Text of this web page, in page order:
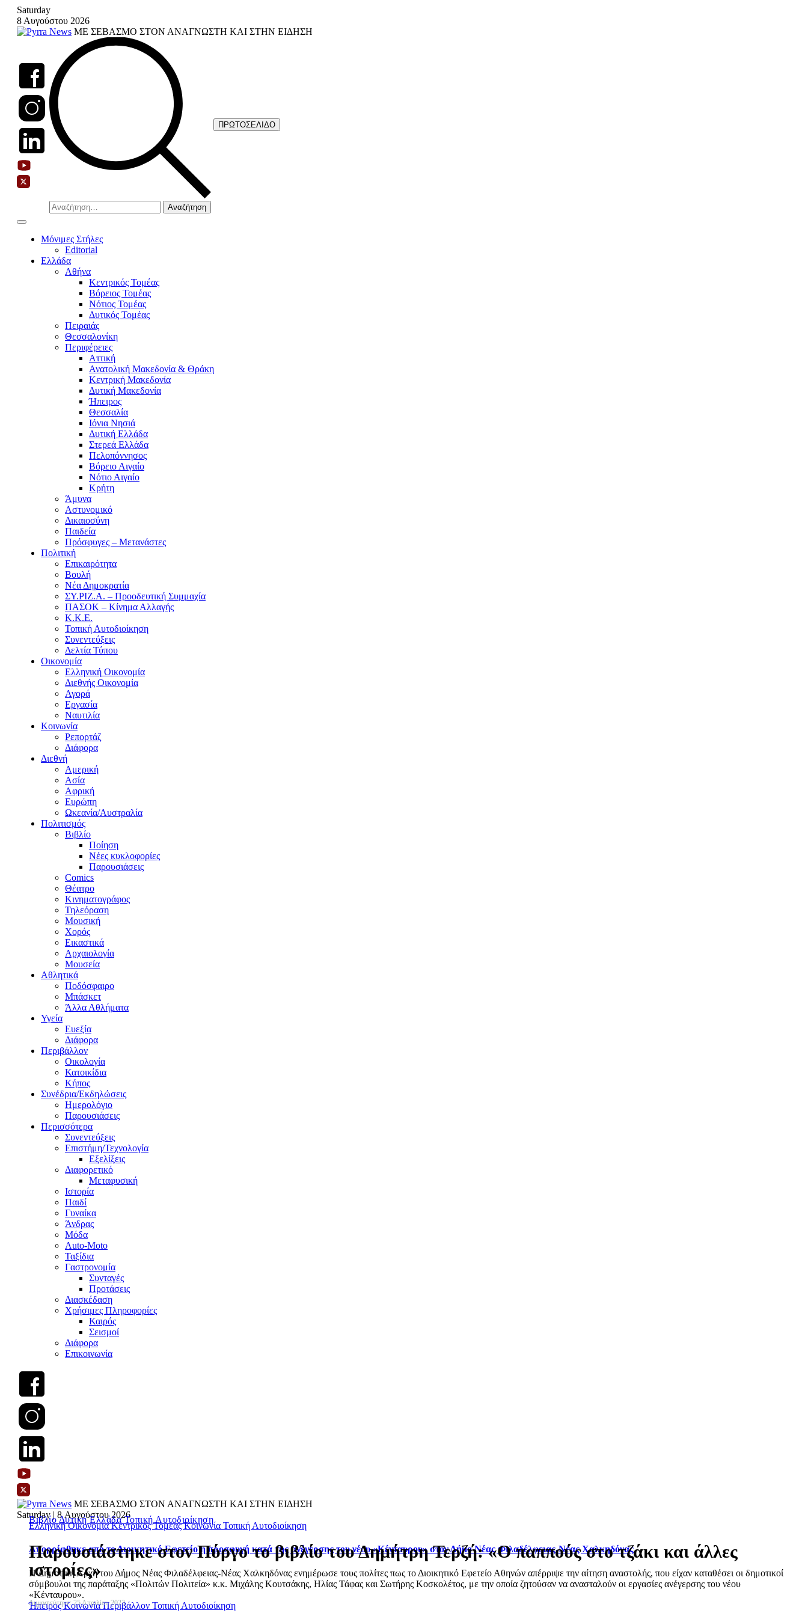
Skip
content
Saturday
8 Αυγούστου 2026
ΜΕ ΣΕΒΑΣΜΟ ΣΤΟΝ ΑΝΑΓΝΩΣΤΗ ΚΑΙ ΣΤΗΝ ΕΙΔΗΣΗ
Αναζήτηση
για:
ΠΡΩΤΟΣΕΛΙΔΟ
Μόνιμες Στήλες
Editorial
Ελλάδα
Αθήνα
Κεντρικός Τομέας
Βόρειος Τομέας
Νότιος Τομέας
Δυτικός Τομέας
Πειραιάς
Θεσσαλονίκη
Περιφέρειες
Αττική
Ανατολική Μακεδονία & Θράκη
Κεντρική Μακεδονία
Δυτική Μακεδονία
Ήπειρος
Θεσσαλία
Ιόνια Νησιά
Δυτική Ελλάδα
Στερεά Ελλάδα
Πελοπόννησος
Βόρειο Αιγαίο
Νότιο Αιγαίο
Κρήτη
Άμυνα
Αστυνομικό
Δικαιοσύνη
Παιδεία
Πρόσφυγες – Μετανάστες
Πολιτική
Επικαιρότητα
Βουλή
Νέα Δημοκρατία
ΣΥ.ΡΙΖ.Α. – Προοδευτική Συμμαχία
ΠΑΣΟΚ – Κίνημα Αλλαγής
Κ.Κ.Ε.
Τοπική Αυτοδιοίκηση
Συνεντεύξεις
Δελτία Τύπου
Οικονομία
Ελληνική Οικονομία
Διεθνής Οικονομία
Αγορά
Εργασία
Ναυτιλία
Κοινωνία
Ρεπορτάζ
Διάφορα
Διεθνή
Αμερική
Ασία
Αφρική
Ευρώπη
Ωκεανία/Αυστραλία
Πολιτισμός
Βιβλίο
Ποίηση
Νέες κυκλοφορίες
Παρουσιάσεις
Comics
Θέατρο
Κινηματογράφος
Τηλεόραση
Μουσική
Χορός
Εικαστικά
Αρχαιολογία
Μουσεία
Αθλητικά
Ποδόσφαιρο
Μπάσκετ
Άλλα Αθλήματα
Υγεία
Ευεξία
Διάφορα
Περιβάλλον
Οικολογία
Κατοικίδια
Κήπος
Συνέδρια/Εκδηλώσεις
Ημερολόγιο
Παρουσιάσεις
Περισσότερα
Συνεντεύξεις
Επιστήμη/Τεχνολογία
Εξελίξεις
Διαφορετικό
Μεταφυσική
Ιστορία
Παιδί
Γυναίκα
Άνδρας
Μόδα
Auto-Moto
Ταξίδια
Γαστρονομία
Συνταγές
Προτάσεις
Διασκέδαση
Χρήσιμες Πληροφορίες
Καιρός
Σεισμοί
Διάφορα
Επικοινωνία
ΜΕ ΣΕΒΑΣΜΟ ΣΤΟΝ ΑΝΑΓΝΩΣΤΗ ΚΑΙ ΣΤΗΝ ΕΙΔΗΣΗ
Saturday | 8 Αυγούστου 2026
Ελληνική ΟικονομίαΚεντρικός ΤομέαςΚοινωνία Τοπική Αυτοδιοίκηση
Απορρίφθηκε από το Διοικητικό Εφετείο η προσφυγή κατά της ανέγερσης του νέου «Κένταυρου» στον Δήμο Νέας Φιλαδέλφειας-Νέας Χαλκηδόνας
Η Δημοτική Αρχή του Δήμος Νέας Φιλαδέλφειας-Νέας Χαλκηδόνας ενημέρωσε τους πολίτες πως το Διοικητικό Εφετείο Αθηνών απέρριψε την αίτηση αναστολής, που είχαν καταθέσει οι δημοτικοί
σύμβουλοι της παράταξης «Πολιτών Πολιτεία» κ.κ. Μιχάλης Κουτσάκης, Ηλίας Τάφας και Σωτήρης Κοσκολέτος, με την οποία ζητούσαν να ανασταλούν οι εργασίες ανέγερσης του νέου
«Κένταυρου».
ΉπειροςΚοινωνίαΠεριβάλλον Τοπική Αυτοδιοίκηση
ΒιβλίοΔυτική ΕλλάδαΤοπική Αυτοδιοίκηση
Παρουσιάστηκε στον Πύργο το βιβλίο του Δημήτρη Τερζή: «Ο παππούς στο τζάκι και άλλες
ιστορίες»
Δημοσιεύτηκε: 25 Απριλίου 2023